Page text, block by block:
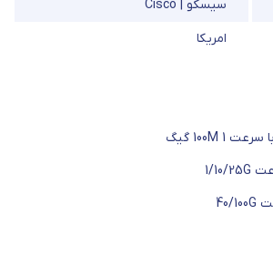
سیسکو | Cisco
امریکا